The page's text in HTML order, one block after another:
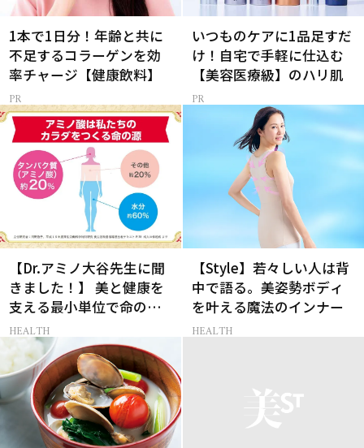
1本で1日分！年齢と共に
不足するコラーゲンを効
率チャージ【健康飲料】
いつものケアに1品足すだ
け！自宅で手軽に仕込む
【美容医療級】のハリ肌
【Dr.アミノ大谷先生に聞
きました！】 美と健康を
支える最小単位で命の
源、 さらなるキレイを目
指すなら「アミノ酸」！
HEALTH
【Style】若々しい人は背
中で語る。美姿勢ボディ
を叶える魔法のインナー
HEALTH